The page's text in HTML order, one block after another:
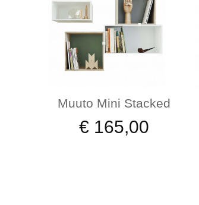
Muuto Mini Stacked
€ 165,00